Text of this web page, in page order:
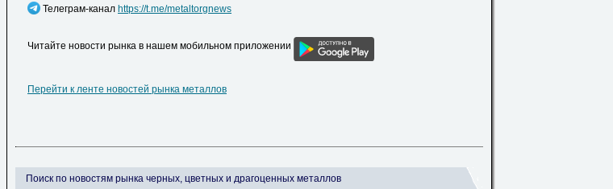
Телеграм-канал https://t.me/metaltorgnews
Читайте новости рынка в нашем мобильном приложении
Перейти к ленте новостей рынка металлов
Поиск по новостям рынка черных, цветных и драгоценных металлов